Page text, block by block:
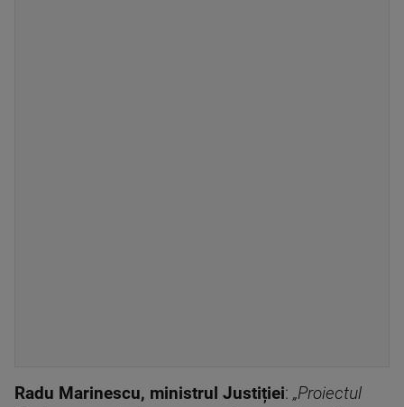
Radu Marinescu, ministrul Justiției: „Proiectul